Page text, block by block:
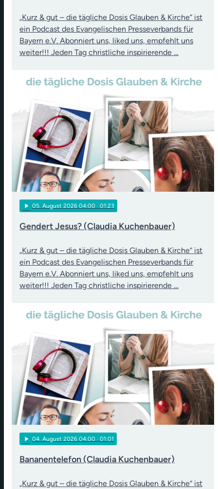
„Kurz & gut – die tägliche Dosis Glauben & Kirche“ ist
ein Podcast des Evangelischen Presseverbands für
Bayern e.V. Abonniert uns, liked uns, empfehlt uns
weiter!!! Jeden Tag christliche inspirierende …
play_arrow 05. August 2026 04:00 · 01:23
Gendert Jesus? (Claudia Kuchenbauer)
„Kurz & gut – die tägliche Dosis Glauben & Kirche“ ist
ein Podcast des Evangelischen Presseverbands für
Bayern e.V. Abonniert uns, liked uns, empfehlt uns
weiter!!! Jeden Tag christliche inspirierende …
play_arrow 04. August 2026 04:00 · 01:01
Bananentelefon (Claudia Kuchenbauer)
„Kurz & gut – die tägliche Dosis Glauben & Kirche“ ist